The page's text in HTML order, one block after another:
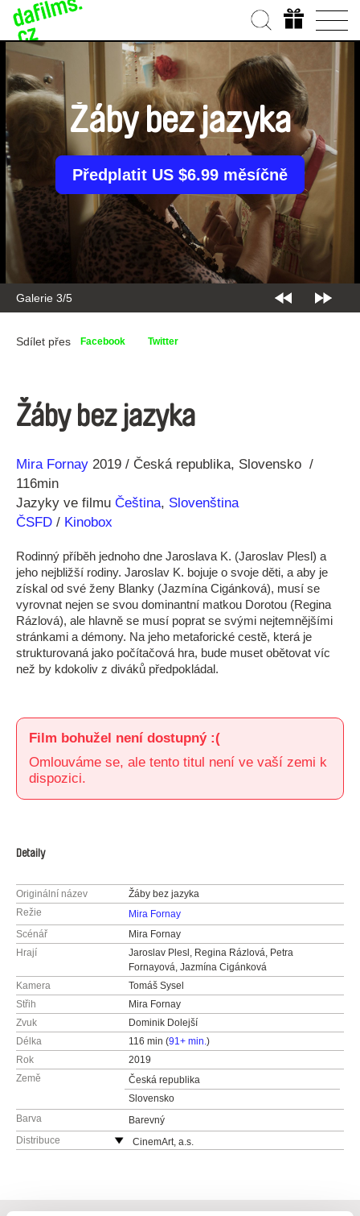
Galerie 3/5
Žáby bez jazyka
Předplatit US $6.99 měsíčně
Sdílet přes Facebook Twitter
Žáby bez jazyka
Režie
Mira Fornay
Rok 2019 Česká republika Slovensko
116min
Jazyky ve filmu Čeština, Slovenština
ČSFD / Kinobox
Rodinný příběh jednoho dne Jaroslava K. (Jaroslav Plesl) a
jeho nejbližší rodiny. Jaroslav K. bojuje o svoje děti, a aby je
získal od své ženy Blanky (Jazmína Cigánková), musí se
vyrovnat nejen se svou dominantní matkou Dorotou (Regina
Rázlová), ale hlavně se musí poprat se svými nejtemnějšími
stránkami a démony. Na jeho metaforické cestě, která je
strukturovaná jako počítačová hra, bude muset obětovat víc
než by kdokoliv z diváků předpokládal.
Film bohužel není dostupný :(
Omlouváme se, ale tento titul není ve vaší zemi k
dispozici.
Detaily
Originální název
Žáby bez jazyka
Režie
Mira Fornay
Scénář
Mira Fornay
Hrají
Jaroslav Plesl, Regina Rázlová, Petra
Fornayová, Jazmína Cigánková
Kamera
Tomáš Sysel
Střih
Mira Fornay
Zvuk
Dominik Dolejší
Délka
116 min (91+ min.)
Rok
2019
Země
Česká republika
Slovensko
Barva
Barevný
Distribuce
CinemArt, a.s.